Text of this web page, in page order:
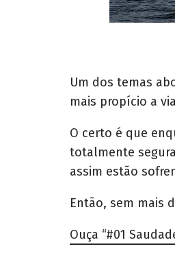
Um dos temas
mais propício a
O certo é que
totalmente
assim estão
Então, sem mais
Ouça “#01